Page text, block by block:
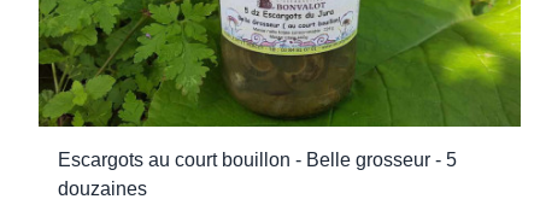
Escargots au court bouillon - Belle grosseur - 5
douzaines